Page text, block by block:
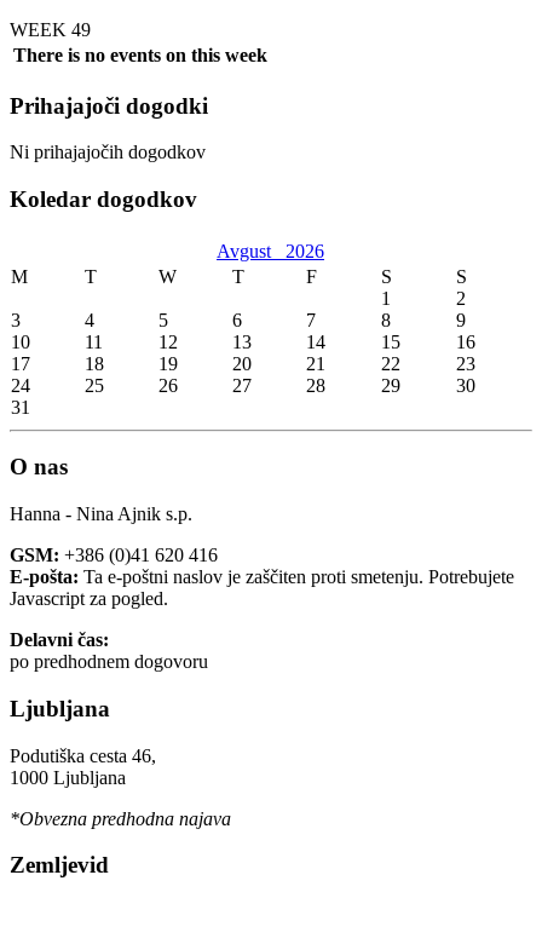
WEEK 49
There is no events on this week
Prihajajoči dogodki
Ni prihajajočih dogodkov
Koledar dogodkov
Avgust 2026
M
T W T F S
S
1
2
3
4 5 6 7 8
9
10
11 12 13 14 15
16
17
18 19 20 21 22
23
24
25 26 27 28 29
30
31
O nas
Hanna - Nina Ajnik s.p.
GSM: +386 (0)41 620 416
E-pošta: Ta e-poštni naslov je zaščiten proti smetenju. Potrebujete
Javascript za pogled.
Delavni čas:
po predhodnem dogovoru
Ljubljana
Podutiška cesta 46,
1000 Ljubljana
*Obvezna predhodna najava
Zemljevid